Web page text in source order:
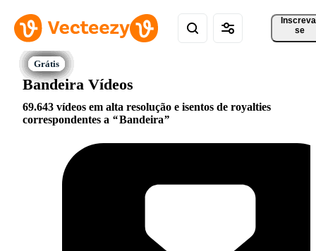
se
Bandeira Vídeos
69.643 vídeos em alta resolução e isentos de royalties
correspondentes a
Bandeira